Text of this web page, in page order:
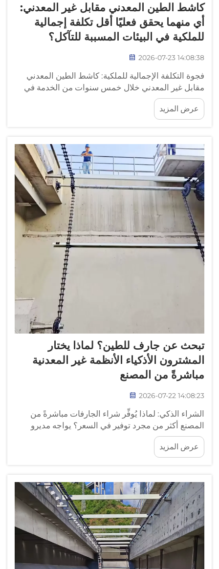
كاشط الطين المعدني مقابل غير المعدني:
أي منهما يحقق فعليًا أقل تكلفة إجمالية
للملكية في البيئات المسببة للتآكل؟
2026-07-23 14:08:38
فجوة التكلفة الإجمالية للملكية: كاشط الطين المعدني
مقابل غير المعدني خلال خمس سنوات من الخدمة في
بيئة مسببة للتآكل. حيث يستهلك كاشط الطين العامل في
التشغيل...
عرض المزيد
تبحث عن جارف للطين؟ لماذا يختار
المشترون الأذكياء الأنظمة غير المعدنية
مباشرةً من المصنع
2026-07-22 14:08:23
الشراء الذكي: لماذا يُوفِّر شراء الجارفات مباشرةً من
المصنع أكثر من مجرد توفير في السعر؟ يواجه مديرو
التوريد في محطات معالجة مياه الصرف الصحي مشكلة
في سلسلة التوريد تظهر على هيئة مشكلة في المعدات.
ويسيطر على سوق الجارفات الطينية قطاع التوزيع
عرض المزيد